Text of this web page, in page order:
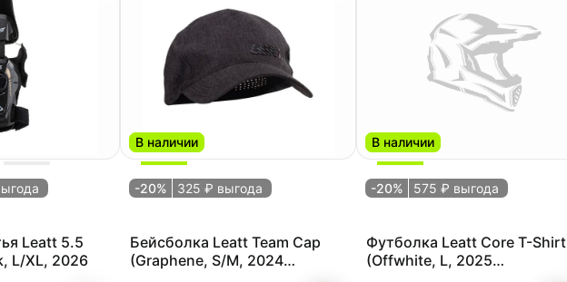
Leatt 5.5
L/XL, 2026
В наличии
-20% 325 ₽ выгода
Бейсболка Leatt Team Cap
(Graphene, S/M, 2024
В наличии
-20% 575 ₽ выгода
Футболка Leatt Core T-Shirt
(Offwhite, L, 2025